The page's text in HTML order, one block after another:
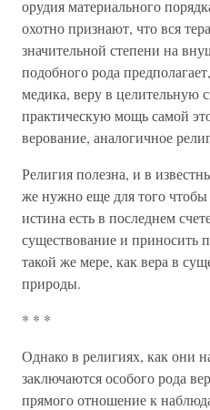
орудия материального
охотно признают, что вся
значительной степени на
подобного рода
медика, веру в целительную
практическую мощь самой
верование, аналогичное
Религия полезна, и в
же нужно еще для того чтобы
истина есть в последнем
существование и приносить
такой же мере, как вера в
природы.
* * *
Однако в религиях, как они
заключаются особого рода
прямого отношение к